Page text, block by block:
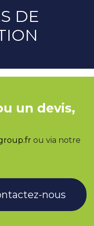
DE
un devis,
ou via notre
nous